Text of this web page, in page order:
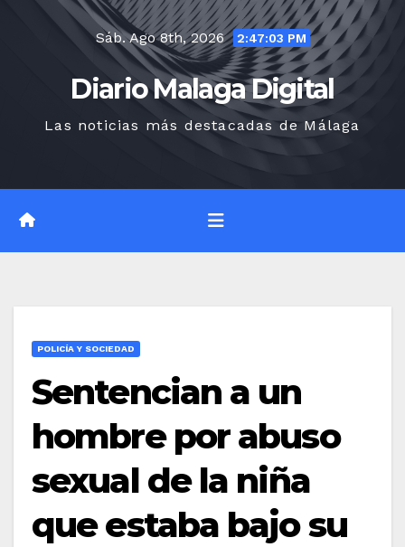
Sáb. Ago 8th, 2026 2:47:05 PM
Diario Malaga Digital
Las noticias más destacadas de Málaga
POLICÍA Y SOCIEDAD
Sentencian a un
hombre por abuso
sexual de la niña
que estaba bajo su